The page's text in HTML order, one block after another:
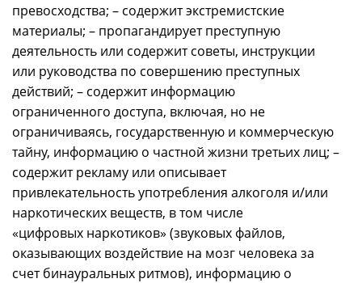
превосходства; – содержит экстремистские
материалы; – пропагандирует преступную
деятельность или содержит советы, инструкции
или руководства по совершению преступных
действий; – содержит информацию
ограниченного доступа, включая, но не
ограничиваясь, государственную и коммерческую
тайну, информацию о частной жизни третьих лиц; –
содержит рекламу или описывает
привлекательность употребления алкоголя и/или
наркотических веществ, в том числе
«цифровых наркотиков» (звуковых файлов,
оказывающих воздействие на мозг человека за
счет бинауральных ритмов), информацию о